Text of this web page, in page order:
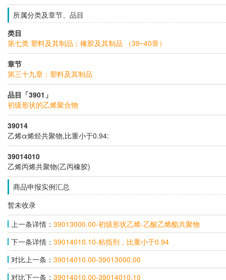
所属分类及章节、品目
类目
第七类 塑料及其制品；橡胶及其制品 （39~40章）
章节
第三十九章：塑料及其制品
品目「3901」
初级形状的乙烯聚合物
39014
乙烯α烯烃共聚物,比重小于0.94:
39014010
乙烯丙烯共聚物(乙丙橡胶)
商品申报实例汇总
暂未收录
上一条详情： 39013000.00-初级形状乙烯-乙酸乙烯酯共聚物
下一条详情： 39014010.10-粘指剂，比重小于0.94
对比上一条： 39014010.00-39013000.00
对比下一条： 39014010.00-39014010.10